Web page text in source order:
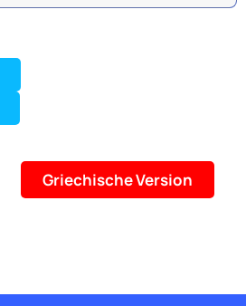
Griechische Version